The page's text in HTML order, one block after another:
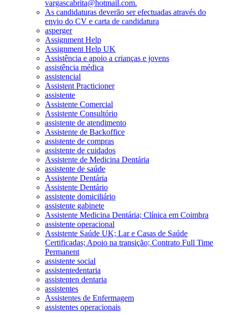
vargascabrita@hotmail.com.
As candidaturas deverão ser efectuadas através do
envio do CV e carta de candidatura
asperger
Assignment Help
Assignment Help UK
Assistência e apoio a crianças e jovens
assistência médica
assistencial
Assistent Practicioner
assistente
Assistente Comercial
Assistente Consultório
assistente de atendimento
Assistente de Backoffice
assistente de compras
assistente de cuidados
Assistente de Medicina Dentária
assistente de saúde
Assistente Dentária
Assistente Dentário
assistente domiciliário
assistente gabinete
Assistente Medicina Dentária; Clínica em Coimbra
assistente operacional
Assistente Saúde UK; Lar e Casas de Saúde
Certificadas; Apoio na transição; Contrato Full Time
Permanent
assistente social
assistentedentaria
assistenten dentaria
assistentes
Assistentes de Enfermagem
assistentes operacionais